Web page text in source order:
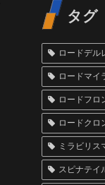
タグ
ロードデル
ロードマイ
ロードフロ
ロードクロ
ミラビリス
スピナテイ